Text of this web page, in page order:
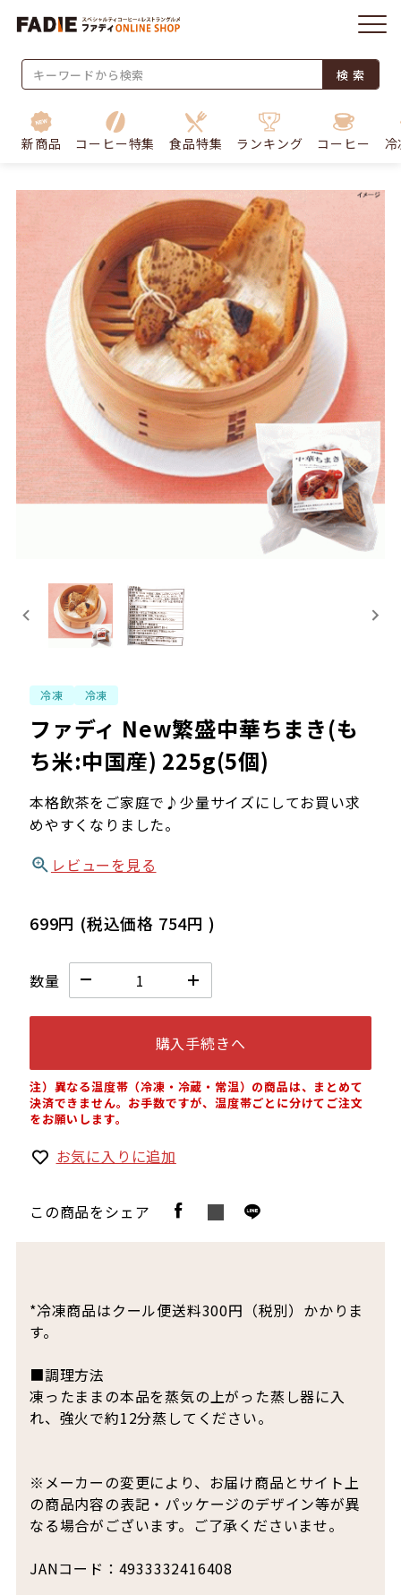
検 索
新商品 コーヒー特集 食品特集 ランキング コーヒー
ファディ New繁盛中華ちまき(も
ち米:中国産) 225g(5個)
本格飲茶をご家庭で♪少量サイズにしてお買い求
めやすくなりました。
レビューを見る
699円 (税込価格 754円 )
数量
購入手続きへ
注）異なる温度帯（冷凍・冷蔵・常温）の商品は、まとめて
決済できません。お手数ですが、温度帯ごとに分けてご注文
をお願いします。
お気に入りに追加
この商品をシェア
冷凍 冷凍
*冷凍商品はクール便送料300円（税別）かかりま
す。
■調理方法
凍ったままの本品を蒸気の上がった蒸し器に入
れ、強火で約12分蒸してください。
※メーカーの変更により、お届け商品とサイト上
の商品内容の表記・パッケージのデザイン等が異
なる場合がございます。ご了承くださいませ。
JANコード：4933332416408